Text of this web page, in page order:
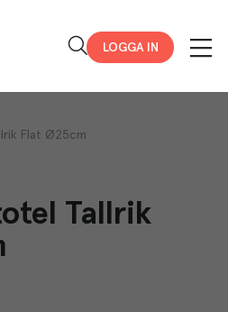
LOGGA IN
Flat Ø25cm
Tallrik